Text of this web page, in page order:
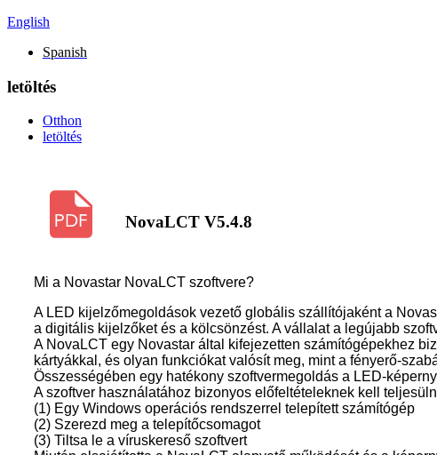
English
Spanish
letöltés
Otthon
letöltés
NovaLCT V5.4.8
Mi a Novastar NovaLCT szoftvere?
A LED kijelzőmegoldások vezető globális szállítójaként a
a digitális kijelzőket és a kölcsönzést. A vállalat a legújabb
A NovaLCT egy Novastar által kifejezetten számítógépekhez
kártyákkal, és olyan funkciókat valósít meg, mint a fényerő-
Összességében egy hatékony szoftvermegoldás a LED-
A szoftver használatához bizonyos előfeltételeknek kell
(1) Egy Windows operációs rendszerrel telepített számítógép
(2) Szerezd meg a telepítőcsomagot
(3) Tiltsa le a víruskereső szoftvert